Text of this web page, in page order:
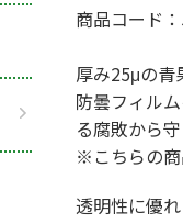
商品コード
厚み25μの青
防曇フィル
る腐敗から
※こちらの商
透明性に優